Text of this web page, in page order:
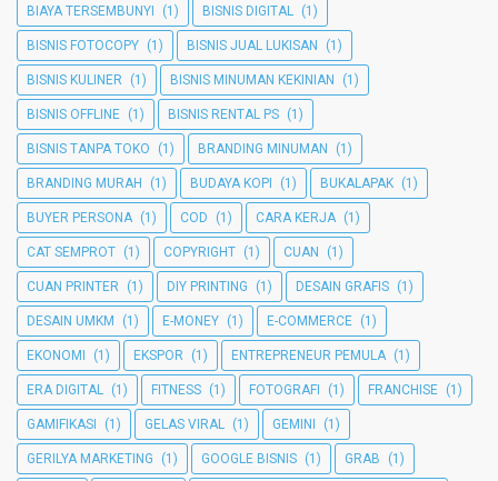
BIAYA TERSEMBUNYI (1) BISNIS DIGITAL (1)
BISNIS FOTOCOPY (1) BISNIS JUAL LUKISAN (1)
BISNIS KULINER (1) BISNIS MINUMAN KEKINIAN (1)
BISNIS OFFLINE (1) BISNIS RENTAL PS (1)
BISNIS TANPA TOKO (1) BRANDING MINUMAN (1)
BRANDING MURAH (1) BUDAYA KOPI (1) BUKALAPAK (1)
BUYER PERSONA (1) COD (1) CARA KERJA (1)
CAT SEMPROT (1) COPYRIGHT (1) CUAN (1)
CUAN PRINTER (1) DIY PRINTING (1) DESAIN GRAFIS (1)
DESAIN UMKM (1) E-MONEY (1) E-COMMERCE (1)
EKONOMI (1) EKSPOR (1) ENTREPRENEUR PEMULA (1)
ERA DIGITAL (1) FITNESS (1) FOTOGRAFI (1) FRANCHISE (1)
GAMIFIKASI (1) GELAS VIRAL (1) GEMINI (1)
GERILYA MARKETING (1) GOOGLE BISNIS (1) GRAB (1)